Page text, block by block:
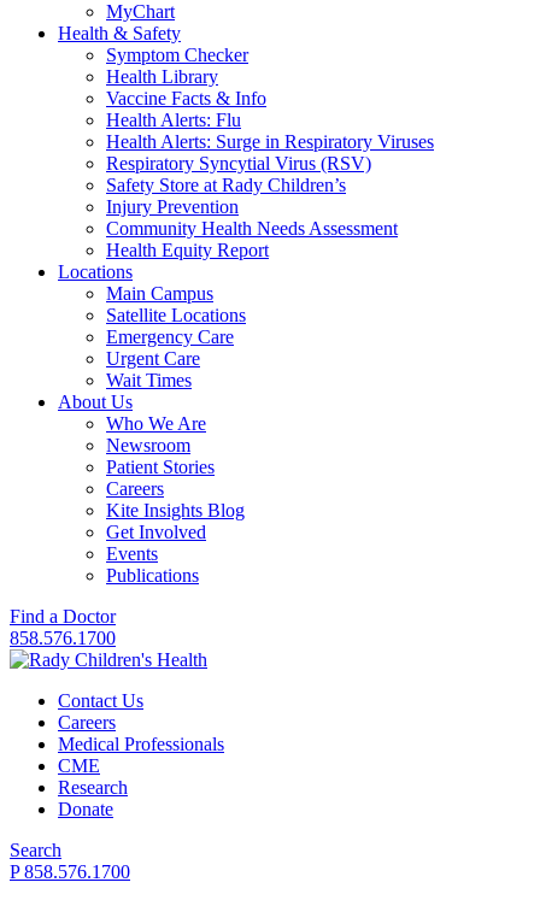
MyChart
Health & Safety
Symptom Checker
Health Library
Vaccine Facts & Info
Health Alerts: Flu
Health Alerts: Surge in Respiratory Viruses
Respiratory Syncytial Virus (RSV)
Safety Store at Rady Children’s
Injury Prevention
Community Health Needs Assessment
Health Equity Report
Locations
Main Campus
Satellite Locations
Emergency Care
Urgent Care
Wait Times
About Us
Who We Are
Newsroom
Patient Stories
Careers
Kite Insights Blog
Get Involved
Events
Publications
Find a Doctor
858.576.1700
Contact Us
Careers
Medical Professionals
CME
Research
Donate
Search
P 858.576.1700